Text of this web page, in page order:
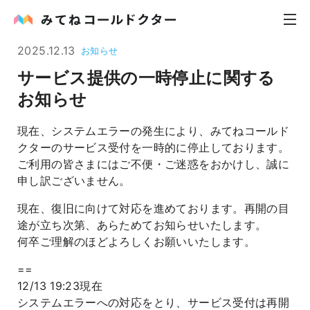
内科
花粉症
皮膚科
感染症
お知らせ
2025.12.13 お知らせ
サービス提供の一時停止に関する
お知らせ
現在、システムエラーの発生により、みてねコールド
クターのサービス受付を一時的に停止しております。
ご利用の皆さまにはご不便・ご迷惑をおかけし、誠に
申し訳ございません。
現在、復旧に向けて対応を進めております。再開の目
途が立ち次第、あらためてお知らせいたします。
何卒ご理解のほどよろしくお願いいたします。
==
12/13 19:23現在
システムエラーへの対応をとり、サービス受付は再開